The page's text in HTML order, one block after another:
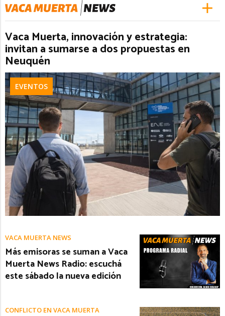
Vaca Muerta, innovación y estrategia:
invitan a sumarse a dos propuestas en
Neuquén
EVENTOS
VACA MUERTA NEWS
Más emisoras se suman a Vaca
Muerta News Radio: escuchá
este sábado la nueva edición
CONFLICTO EN VACA MUERTA